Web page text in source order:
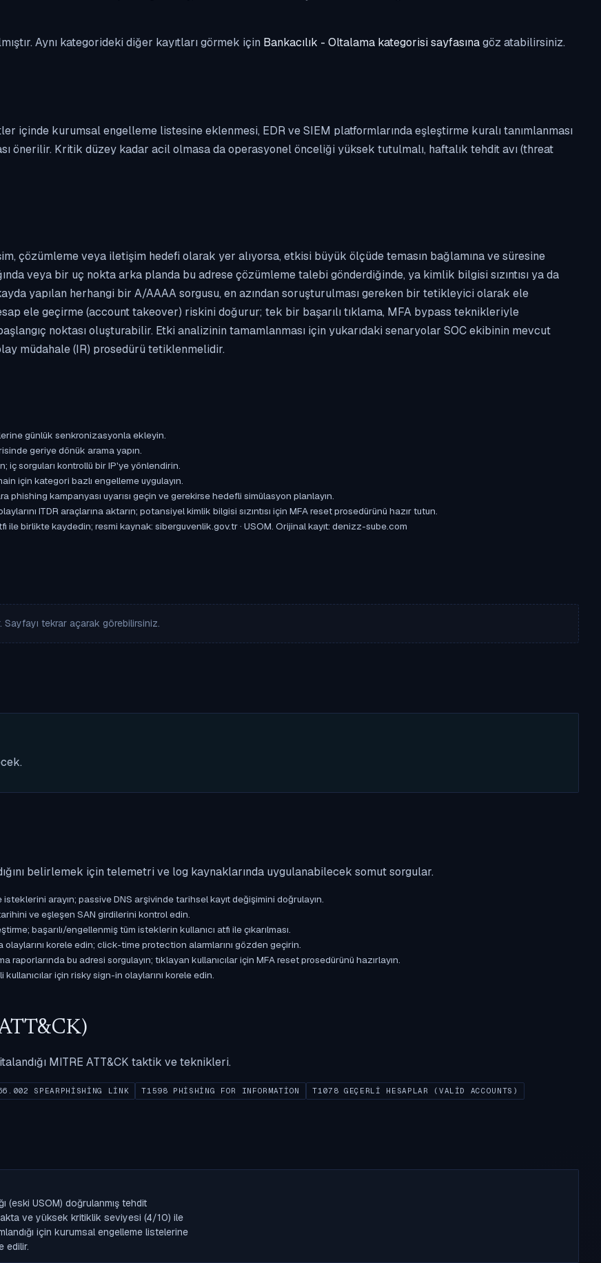
Aynı kategorideki diğer kayıtları görmek için Bankacılık - Oltalama kategorisi sayfasınagöz atabilirsiniz.
içinde kurumsal engelleme listesine eklenmesi, EDR ve SIEM platformlarında eşleştirme kuralı tanımlanması
önerilir. Kritik düzey kadar acil olmasa da operasyonel önceliği yüksek tutulmalı, haftalık tehdit avı (threat
çözümleme veya iletişim hedefi olarak yer alıyorsa, etkisi büyük ölçüde temasın bağlamına ve süresine
veya bir uç nokta arka planda bu adrese çözümleme talebi gönderdiğinde, ya kimlik bilgisi sızıntısı ya da
yapılan herhangi bir A/AAAA sorgusu, en azından soruşturulması gereken bir tetikleyici olarak ele
ele geçirme (account takeover) riskini doğurur; tek bir başarılı tıklama, MFA bypass teknikleriyle
noktası oluşturabilir. Etki analizinin tamamlanması için yukarıdaki senaryolar SOC ekibinin mevcut
müdahale (IR) prosedürü tetiklenmelidir.
günlük senkronizasyonla ekleyin.
geriye dönük arama yapın.
iç sorguları kontrollü bir IP'ye yönlendirin.
için kategori bazlı engelleme uygulayın.
phishing kampanyası uyarısı geçin ve gerekirse hedefli simülasyon planlayın.
ITDR araçlarına aktarın; potansiyel kimlik bilgisi sızıntısı için MFA reset prosedürünü hazır tutun.
birlikte kaydedin; resmi kaynak: siberguvenlik.gov.tr · USOM. Orijinal kayıt: denizz-sube.com
Sayfayı tekrar açarak görebilirsiniz.
belirlemek için telemetri ve log kaynaklarında uygulanabilecek somut sorgular.
arayın; passive DNS arşivinde tarihsel kayıt değişimini doğrulayın.
ve eşleşen SAN girdilerini kontrol edin.
başarılı/engellenmiş tüm isteklerin kullanıcı atfı ile çıkarılması.
korele edin; click-time protection alarmlarını gözden geçirin.
bu adresi sorgulayın; tıklayan kullanıcılar için MFA reset prosedürünü hazırlayın.
için risky sign-in olaylarını korele edin.
MITRE ATT&CK taktik ve teknikleri.
SPEARPHISHING LINK T1598 PHISHING FOR INFORMATION T1078 GEÇERLI HESAPLAR (VALID ACCOUNTS)
(eski USOM) doğrulanmış tehdit
ve yüksek kritiklik seviyesi (4/10) ile
için kurumsal engelleme listelerine
edilir.